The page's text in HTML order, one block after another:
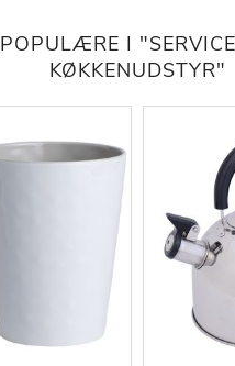
POPULÆRE I
KØKKENUDSTYR"